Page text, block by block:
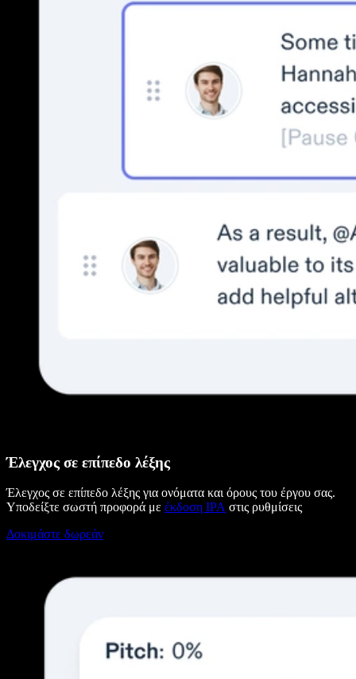
Έλεγχος σε επίπεδο λέξης
Έλεγχος σε επίπεδο λέξης για ονόματα και όρους του έργου σας.
Υποδείξτε σωστή προφορά με έκδοση IPA στις ρυθμίσεις
Δοκιμάστε δωρεάν